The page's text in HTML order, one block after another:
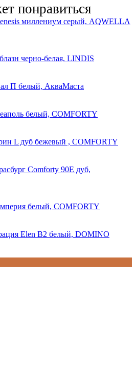
понравиться
миллениум серый, AQWELLA
черно-белая, LINDIS
П белый, АкваМаста
белый, COMFORTY
L дуб бежевый , COMFORTY
Comforty 90E дуб,
белый, COMFORTY
Elen В2 белый, DOMINO